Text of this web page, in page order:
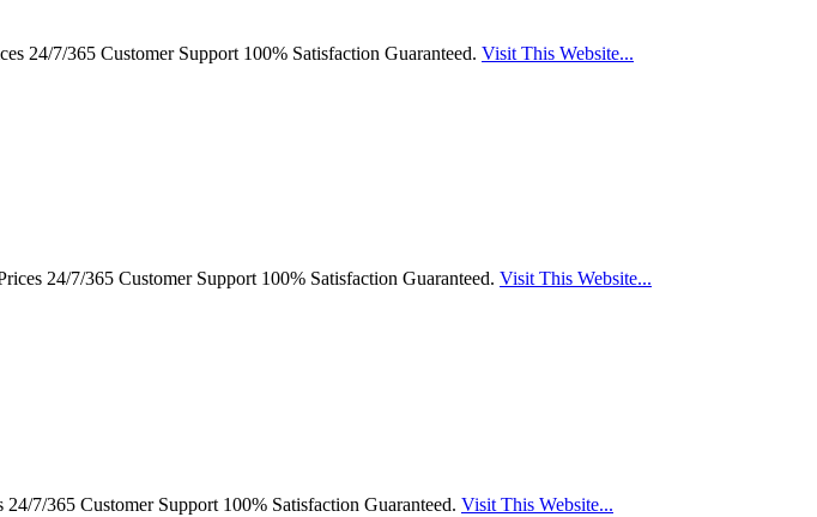
24/7/365 Customer Support 100% Satisfaction Guaranteed. Visit This Website...
24/7/365 Customer Support 100% Satisfaction Guaranteed. Visit This Website...
7/365 Customer Support 100% Satisfaction Guaranteed. Visit This Website...